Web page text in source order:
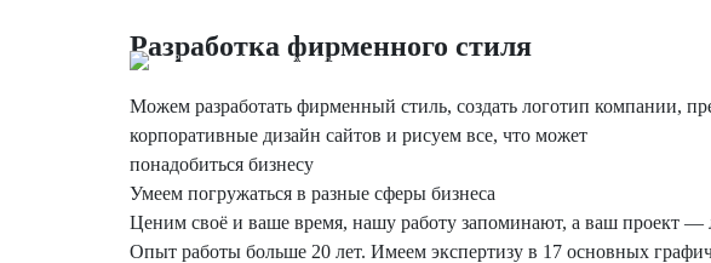
Разработка эффективных сайтов для малого
Разработка фирменного стиля
Можем разработать фирменный стиль, создать логотип компании,
корпоративные дизайн сайтов и рисуем все, что может
понадобиться бизнесу
Умеем погружаться в разные сферы бизнеса
Ценим своё и ваше время, нашу работу запоминают, а ваш проект —
Опыт работы больше 20 лет. Имеем экспертизу в 17 основных